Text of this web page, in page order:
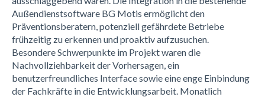
Außendienstsoftware BG Motis ermöglichtden
Präventionsberatern , potenziell gefährdete Betriebe
frühzeitig zu erkennen undproaktivaufzusuchen.
Besondere Schwerpunkte im Projektwaren die
Nachvollziehbarkeit der Vorhersagen, ein
benutzerfreundliches Interface sowieeineenge Einbindung
der Fachkräfte in die Entwicklungsarbeit . Monatlich